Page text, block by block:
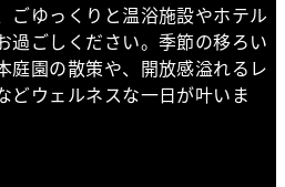
ごゆっくりと温浴施設やホテル
過ごしください。季節の移ろい
庭園の散策や、開放感溢れるレ
どウェルネスな一日が叶いま